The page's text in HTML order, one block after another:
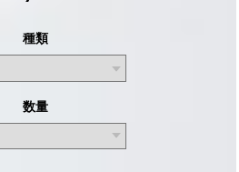
種類
数量